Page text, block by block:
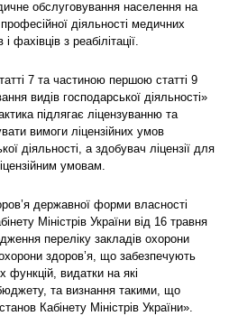
обслуговування населення на
професійної діяльності медичних
фахівців з реабілітації.
7 та частиною першою статті 9
видів господарської діяльності»
підлягає ліцензуванню та
вимоги ліцензійних умов
діяльності, а здобувач ліцензії для
умовам.
державної форми власності
Міністрів України від 16 травня
переліку закладів охорони
здоров’я, що забезпечують
функцій, видатки на які
та визнання такими, що
Кабінету Міністрів України».